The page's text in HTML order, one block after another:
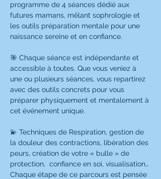
programme de 4 séances dédié aux
futures mamans, mêlant sophrologie et
les outils préparation mentale pour une
naissance sereine et en confiance.
🎯 Chaque séance est indépendante et
accessible à toutes. Que vous veniez à
une ou plusieurs séances, vous repartirez
avec des outils concrets pour vous
préparer physiquement et mentalement à
cet événement unique.
💫 Techniques de Respiration, gestion de
la douleur des contractions, libération des
peurs, création de votre « bulle » de
protection,  confiance en soi, visualisation…
Chaque étape de ce parcours est pensée